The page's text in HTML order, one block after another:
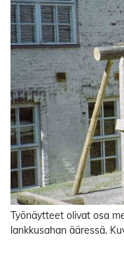
Työnäytteet olivat osa
lankkusahan ääressä.